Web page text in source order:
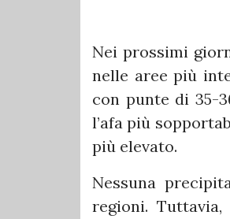
Nei prossimi
nelle aree più
con punte di 35-
l’afa più
più elevato.
Nessuna
regioni.